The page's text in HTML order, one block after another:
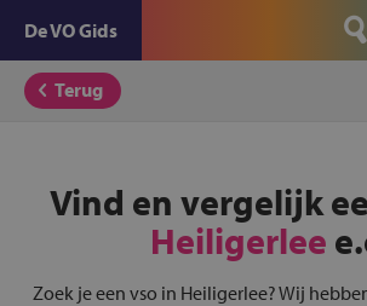
De VO Gids
Terug
Vind en vergelijk
Heiligerlee
Zoek je een vso in Heiligerlee? Wij